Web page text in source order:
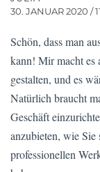
30. JANUAR 2020 /
Schön, dass man
kann! Mir macht es
gestalten, und es
Natürlich braucht
Geschäft
anzubieten, wie
professionellen